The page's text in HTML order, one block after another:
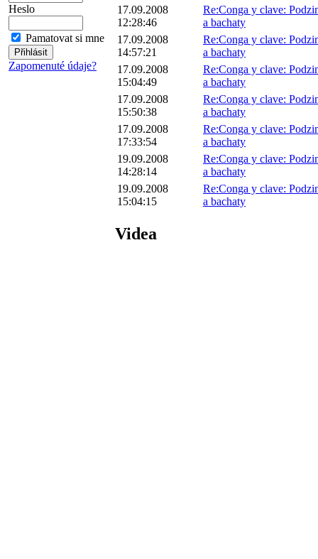
Heslo
Pamatovat si mne
Zapomenuté údaje?
17.09.2008
12:28:46
Re:Conga y clave:
a bachaty
17.09.2008
14:57:21
Re:Conga y clave:
a bachaty
17.09.2008
15:04:49
Re:Conga y clave:
a bachaty
17.09.2008
15:50:38
Re:Conga y clave:
a bachaty
17.09.2008
17:33:54
Re:Conga y clave:
a bachaty
19.09.2008
14:28:14
Re:Conga y clave:
a bachaty
19.09.2008
15:04:15
Re:Conga y clave:
a bachaty
Videa